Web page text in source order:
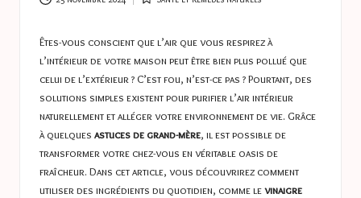
a
s
t
u
c
e
s
Posted
Êtes-vous conscient que l’air que vous respirez à
l’intérieur de votre maison peut être bien plus pollué que
celui de l’extérieur ? C’est fou, n’est-ce pas ? Pourtant, des
solutions simples existent pour purifier l’air intérieur
naturellement et alléger votre environnement de vie. Grâce
à quelques astuces de grand-mère, il est possible de
transformer votre chez-vous en véritable oasis de
fraîcheur. Dans cet article, vous découvrirez comment
utiliser des ingrédients du quotidien, comme levinaigre